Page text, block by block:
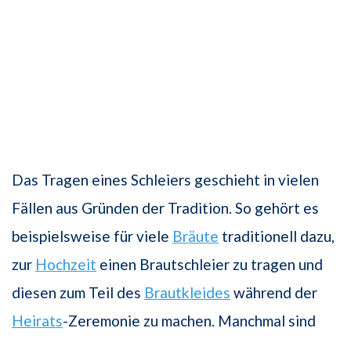
Das Tragen eines Schleiers geschieht in vielen
Fällen aus Gründen der Tradition. So gehört es
beispielsweise für viele Bräute traditionell dazu,
zur Hochzeit einen Brautschleier zu tragen und
diesen zum Teil des Brautkleides während der
Heirats-Zeremonie zu machen. Manchmal sind